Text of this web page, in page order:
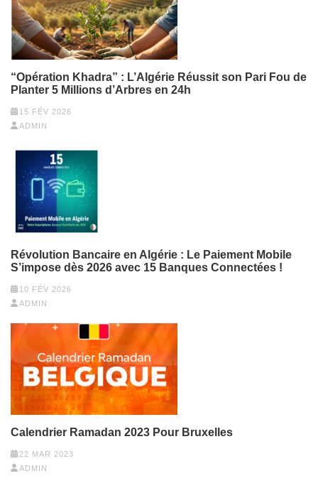
“Opération Khadra” : L’Algérie Réussit son Pari Fou de
Planter 5 Millions d’Arbres en 24h
15 FÉV 2026
ADMIN
Révolution Bancaire en Algérie : Le Paiement Mobile
S’impose dès 2026 avec 15 Banques Connectées !
10 FÉV 2026
ADMIN
Calendrier Ramadan 2023 Pour Bruxelles
22 MAR 2023
ADMIN